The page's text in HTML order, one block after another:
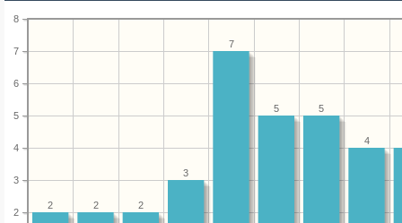
2
3
4
5
6
7
8
4
5
5
7
3
2
2
2